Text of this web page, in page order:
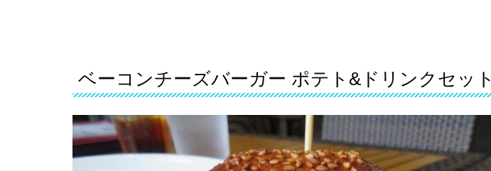
ベーコンチーズバーガー ポテト&ドリンクセット